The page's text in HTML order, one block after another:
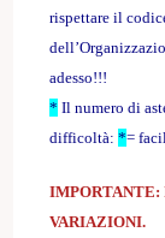
rispettare il
adesso!!!
* Il numero di
difficoltà:*=
IMPORTANTE:
VARIAZIONI.